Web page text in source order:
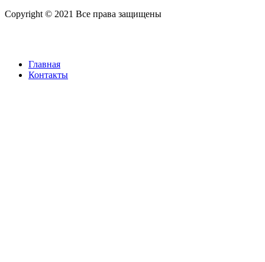
Copyright © 2021 Все права защищены
Главная
Контакты